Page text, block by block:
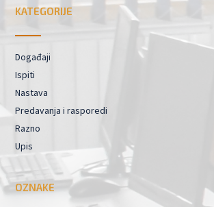
KATEGORIJE
Događaji
Ispiti
Nastava
Predavanja i rasporedi
Razno
Upis
OZNAKE